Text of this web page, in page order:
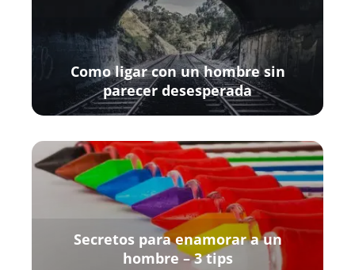
Como ligar con un hombre sin
parecer desesperada
Secretos para enamorar a un
hombre – 3 tips